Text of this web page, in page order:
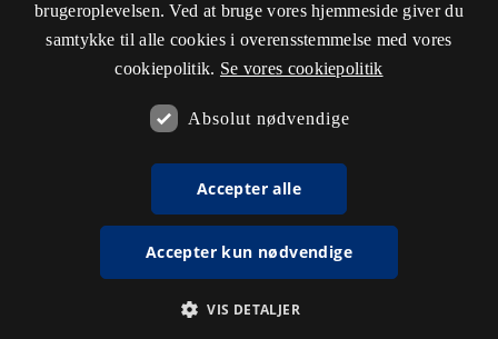
brugeroplevelsen. Ved at bruge vores hjemmeside giver du
samtykke til alle cookies i overensstemmelse med vores
cookiepolitik. Se vores cookiepolitik
Absolut nødvendige
Accepter alle
Accepter kun nødvendige
VIS DETALJER